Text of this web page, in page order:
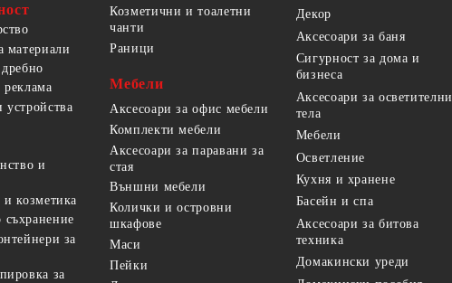
материали
и
козметика
за
за
Козметични и тоалетни
чанти
Раници
Мебели
Аксесоари за офис мебели
Комплекти мебели
Аксесоари за паравани за
стая
Външни мебели
Колички и островни
шкафове
Маси
Пейки
Декор
Аксесоари за баня
Сигурност за дома и
бизнеса
Аксесоари за осветителни
тела
Мебели
Осветление
Кухня и хранене
Басейн и спа
Аксесоари за битова
техника
Домакински уреди